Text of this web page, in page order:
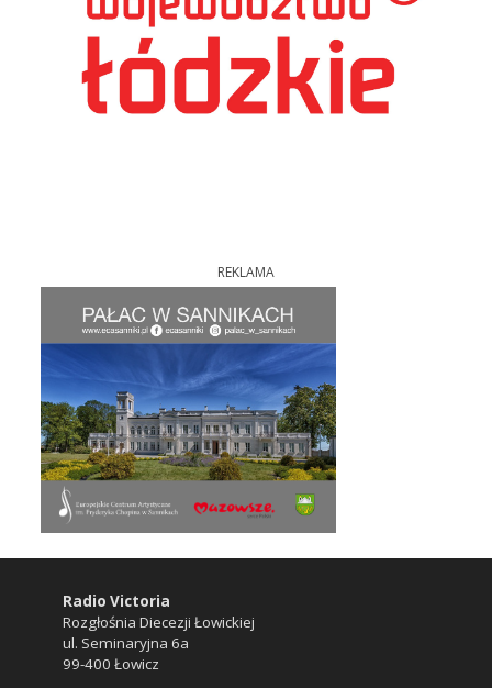
REKLAMA
Radio Victoria
Rozgłośnia Diecezji Łowickiej
ul. Seminaryjna 6a
99-400 Łowicz